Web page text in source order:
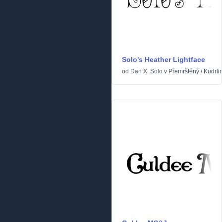
Solo's Heather Lightface
od Dan X. Solo v Přemrštěný /